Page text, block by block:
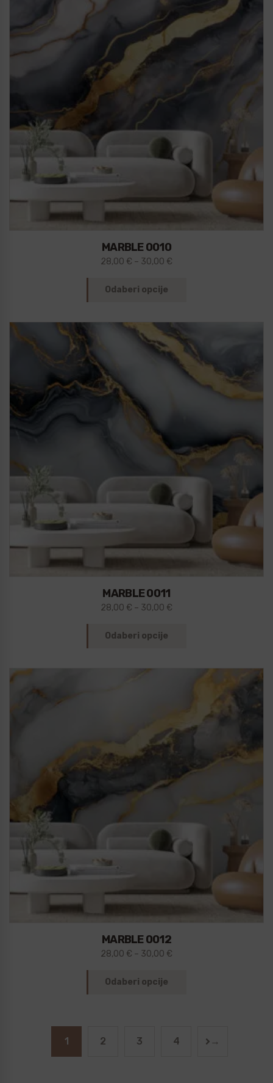
MARBLE 0010
28,00 € – 30,00 €
Odaberi opcije
MARBLE 0011
28,00 € – 30,00 €
Odaberi opcije
MARBLE 0012
28,00 € – 30,00 €
Odaberi opcije
1 2 3 4 →